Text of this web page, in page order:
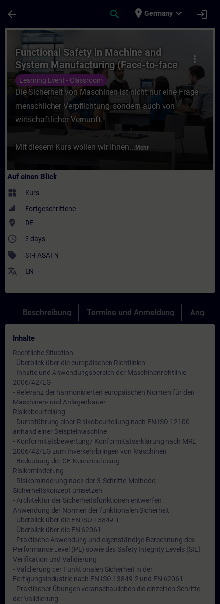
arrow_back search place Germany expand_more login
Kurs - Functional Safety in Machine and
more_vert
Functional Safety in Machine and
System Manufacturing (Face-to-face
Training)
Learning Event - Classroom
Die Sicherheit von Maschinen ist nicht nur eine Frage
menschlicher Verpflichtung, sondern auch von
wirtschaftlicher Vernunft.
Mit diesem Kurs wollen wir Ihnen... Mehr
Auf einen Blick
widgets Kurs
Fortgeschrittene
where_to_vote DE
access_time 3 days
sell ST-FASAFN
translate EN
Beschreibung Termine und Anmeldung Angebot
Inhalte
Rechtliche Situation
- Überblick über die europäischen Richtlinien
- Inhalte und Anwendungsbereich der Maschinenrichtlinie
2006/42/EG
- Relevanz der harmonisierten europäischen Normen für den
Maschinen- und Anlagenbauer
Risikobeurteilung
- Durchführung einer Risikobeurteilung nach EN ISO 12100
anhand einer Beispielmaschine
- Konformitätsbewertung/ Konformitätserklärung nach MRL
2006/42/EG zum Inverkehrbringen von Maschinen
- Bedeutung der CE-Kennzeichnung
Risikominderung
- Risikominderung nach der 3-Schritte-Methode;
Sicherheitskonzept umsetzen
- Architektur der Sicherheitsfunktionen entwerfen
Anwendung der Normen der funktionalen Sicherheit
- Überblick über die EN ISO 13849-1
- Überblick über die EN 62061
- Praktische Anwendung und eigenständige Berechnung des
Performance Level (PL) sowie des Safety Integrity Levels (SIL)
Verifikation und Validierung
- Validierung der Funktionalen Sicherheit in der
Fertigungsindustrie nach EN ISO 13849-2 und EN 62061
- Praktischer Übungen veranschaulichen die einzelnen Schritte
der Validierung